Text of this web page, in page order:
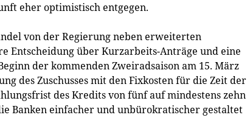
eher optimistisch entgegen.
von der Regierung neben erweiterten
Entscheidung über Kurzarbeits-Anträge und eine
der kommenden Zweiradsaison am 15. März
des Zuschusses mit den Fixkosten für die Zeit der
des Kredits von fünf auf mindestens zehn
Banken einfacher und unbürokratischer gestaltet